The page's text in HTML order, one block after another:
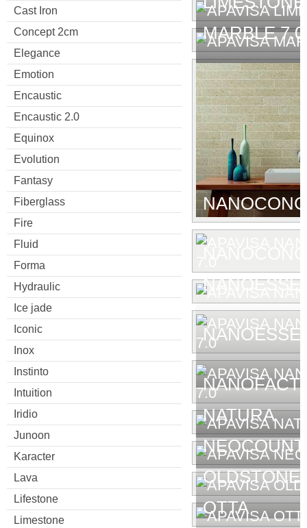
Cast Iron
Concept 2cm
Elegance
Emotion
Encaustic
Encaustic 2.0
Equinox
Evolution
Fantasy
Fiberglass
Fire
Fluid
Forma
Hydraulic
Ice jade
Iconic
Inox
Instinto
Intuition
Iridio
Junoon
Karacter
Lava
Lifestone
Limestone
MARBLE 7.0
NATURA
OLDSTONE
OTTA